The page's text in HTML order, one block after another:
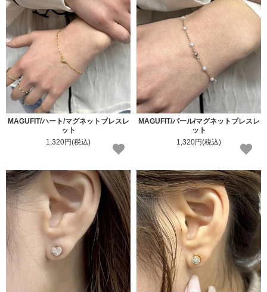
MAGUFIT/ハート/マグネットブレスレ
ット
1,320円(税込)
MAGUFIT/パール/マグネットブレスレ
ット
1,320円(税込)